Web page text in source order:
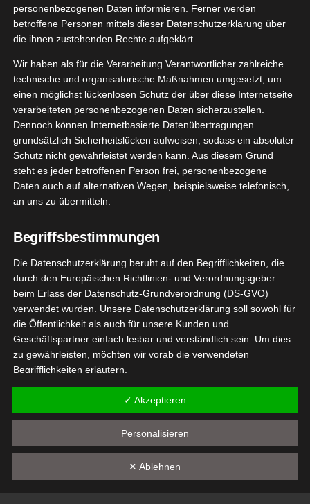
April 8, 2023 | Gesundheit, Kneipp VIP,Pflege,
Produktvorstellungen,Vegan,Wellness
24
08, 2022
VIP Pflege
Wellness
August 24, 2022 | Bad,Kneipp VIP
Weiterlesen
4
Kneipp Naturkind Badekristalle
,Pflege,Produktvorstellungen
personenbezogenen Daten informieren. Ferner werden
betroffene Personen mittels dieser Datenschutzerklärung über
die ihnen zustehenden Rechte aufgeklärt.
Wir haben als für die Verarbeitung Verantwortlicher zahlreiche
technische und organisatorische Maßnahmen umgesetzt, um
einen möglichst lückenlosen Schutz der über diese Internetseite
verarbeiteten personenbezogenen Daten sicherzustellen.
Dennoch können Internetbasierte Datenübertragungen
grundsätzlich Sicherheitslücken aufweisen, sodass ein absoluter
Schutz nicht gewährleistet werden kann. Aus diesem Grund
steht es jeder betroffenen Person frei, personenbezogene
Daten auch auf alternativen Wegen, beispielsweise telefonisch,
an uns zu übermitteln.
Begriffsbestimmungen
Die Datenschutzerklärung beruht auf den Begrifflichkeiten, die
durch den Europäischen Richtlinien- und Verordnungsgeber
beim Erlass der Datenschutz-Grundverordnung (DS-GVO)
verwendet wurden. Unsere Datenschutzerklärung soll sowohl für
die Öffentlichkeit als auch für unsere Kunden und
Geschäftspartner einfach lesbar und verständlich sein. Um dies
zu gewährleisten, möchten wir vorab die verwendeten
Begrifflichkeiten erläutern.
Wir verwenden in dieser Datenschutzerklärung unter anderem
a) personenbezogene Daten
Personenbezogene Daten sind alle Informationen, die
✓ Akzeptieren
Personalisieren
✕ Ablehnen